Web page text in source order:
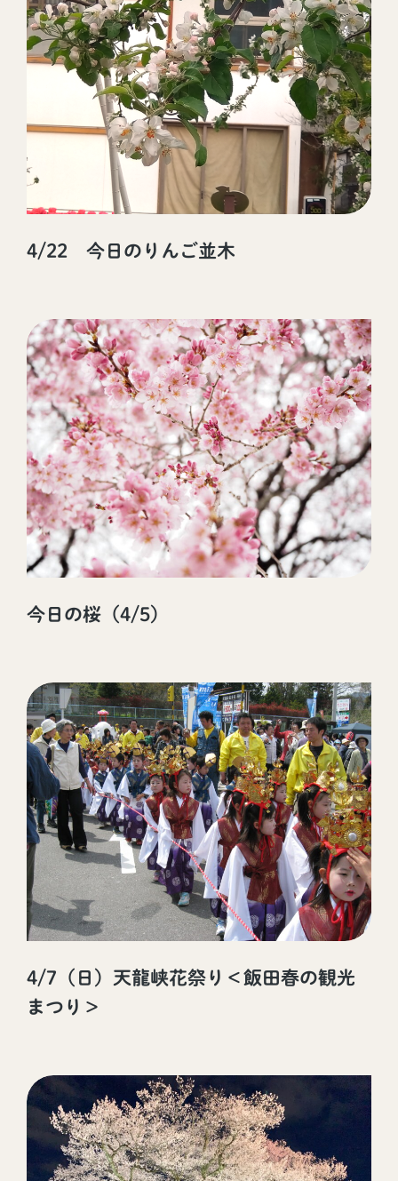
4/22 今日のりんご並木
今日の桜（4/5）
4/7（日）天龍峡花祭り＜飯田春の観光
まつり＞